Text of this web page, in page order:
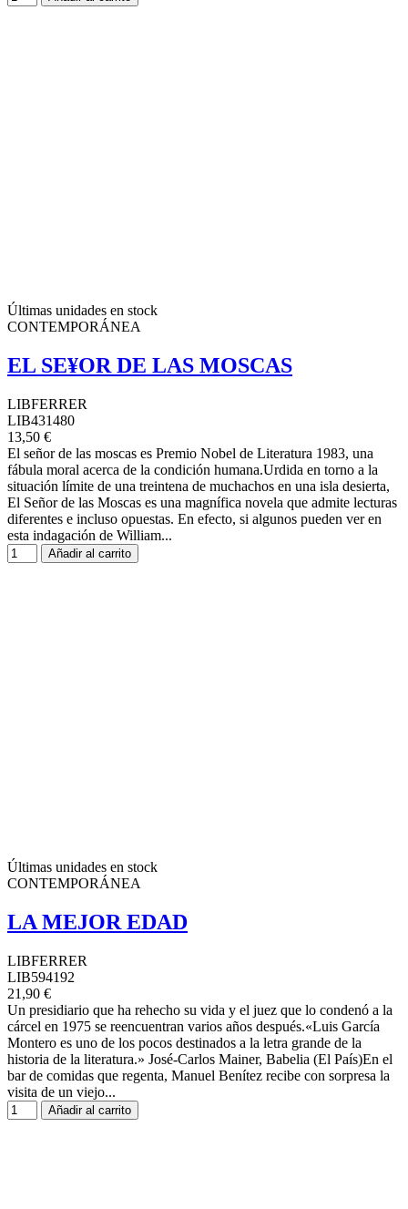
Últimas unidades en stock
CONTEMPORÁNEA
EL SE¥OR DE LAS MOSCAS
LIBFERRER
LIB431480
13,50 €
El señor de las moscas es Premio Nobel de Literatura 1983, una
fábula moral acerca de la condición humana.Urdida en torno a la
situación límite de una treintena de muchachos en una isla desierta,
El Señor de las Moscas es una magnífica novela que admite lecturas
diferentes e incluso opuestas. En efecto, si algunos pueden ver en
esta indagación de William...
Añadir al carrito
Últimas unidades en stock
CONTEMPORÁNEA
LA MEJOR EDAD
LIBFERRER
LIB594192
21,90 €
Un presidiario que ha rehecho su vida y el juez que lo condenó a la
cárcel en 1975 se reencuentran varios años después.«Luis García
Montero es uno de los pocos destinados a la letra grande de la
historia de la literatura.» José-Carlos Mainer, Babelia (El País)En el
bar de comidas que regenta, Manuel Benítez recibe con sorpresa la
visita de un viejo...
Añadir al carrito